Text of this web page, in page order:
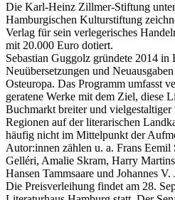
Die Karl-Heinz Zillmer-Stiftung
Hamburgischen Kulturstiftung
Verlag für sein verlegerisches
mit 20.000 Euro dotiert.
Sebastian Guggolz gründete 2014
Neuübersetzungen und
Osteuropa. Das Programm umfasst
geratene Werke mit dem Ziel, diese
Buchmarkt breiter und
Regionen auf der literarischen
häufig nicht im Mittelpunkt der
Autor:innen zählen u. a. Frans
Gelléri, Amalie Skram, Harry
Hansen Tammsaare und Johannes V.
Die Preisverleihung findet am 28.